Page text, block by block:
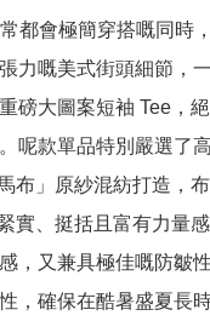
都會極簡穿搭嘅同時
力嘅美式街頭細節，
磅大圖案短袖 Tee，
呢款單品特別嚴選了
布」原紗混紡打造，
實、挺括且富有力量
，又兼具極佳嘅防皺
，確保在酷暑盛夏長